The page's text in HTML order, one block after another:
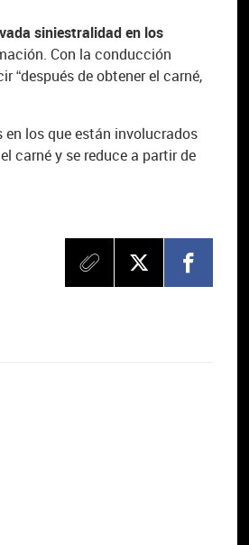
siniestralidad en los
Con la conducción
“después de obtener el carné,
los que están involucrados
carné y se reduce a partir de